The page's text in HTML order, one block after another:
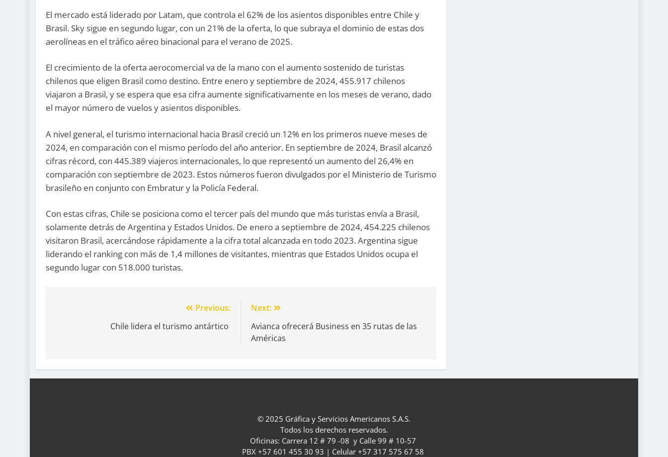
El mercado está liderado por Latam, que controla el 62% de los asientos disponibles entre Chile y
Brasil. Sky sigue en segundo lugar, con un 21% de la oferta, lo que subraya el dominio de estas dos
aerolíneas en el tráfico aéreo binacional para el verano de 2025.
El crecimiento de la oferta aerocomercial va de la mano con el aumento sostenido de turistas
chilenos que eligen Brasil como destino. Entre enero y septiembre de 2024, 455.917 chilenos
viajaron a Brasil, y se espera que esa cifra aumente significativamente en los meses de verano, dado
el mayor número de vuelos y asientos disponibles.
A nivel general, el turismo internacional hacia Brasil creció un 12% en los primeros nueve meses de
2024, en comparación con el mismo período del año anterior. En septiembre de 2024, Brasil alcanzó
cifras récord, con 445.389 viajeros internacionales, lo que representó un aumento del 26,4% en
comparación con septiembre de 2023. Estos números fueron divulgados por el Ministerio de Turismo
brasileño en conjunto con Embratur y la Policía Federal.
Con estas cifras, Chile se posiciona como el tercer país del mundo que más turistas envía a Brasil,
solamente detrás de Argentina y Estados Unidos. De enero a septiembre de 2024, 454.225 chilenos
visitaron Brasil, acercándose rápidamente a la cifra total alcanzada en todo 2023. Argentina sigue
liderando el ranking con más de 1,4 millones de visitantes, mientras que Estados Unidos ocupa el
segundo lugar con 518.000 turistas.
Previous:
Chile lidera el turismo antártico
Next:
Avianca ofrecerá Business en 35 rutas de las
Américas
© 2025 Gráfica y Servicios Americanos S.A.S.
Todos los derechos reservados.
Oficinas: Carrera 12 # 79 -08 y Calle 99 # 10-57
PBX +57 601 455 30 93 | Celular +57 317 575 67 58